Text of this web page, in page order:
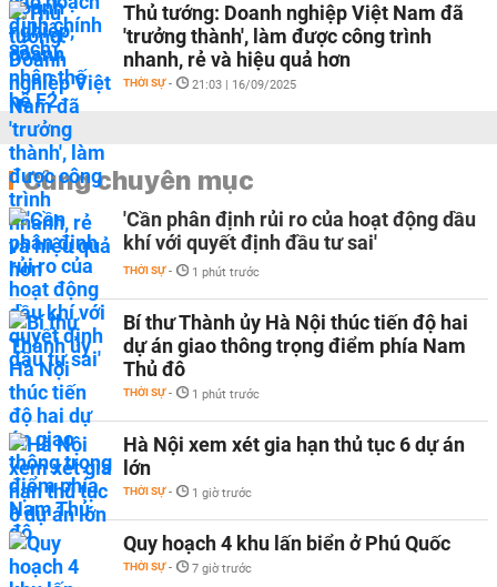
Thủ tướng: Doanh nghiệp Việt Nam đã
'trưởng thành', làm được công trình
nhanh, rẻ và hiệu quả hơn
THỜI SỰ - 21:03 | 16/09/2025
Cùng chuyên mục
'Cần phân định rủi ro của hoạt động dầu
khí với quyết định đầu tư sai'
THỜI SỰ - 1 phút trước
Bí thư Thành ủy Hà Nội thúc tiến độ hai
dự án giao thông trọng điểm phía Nam
Thủ đô
THỜI SỰ - 1 phút trước
Hà Nội xem xét gia hạn thủ tục 6 dự án
lớn
THỜI SỰ - 1 giờ trước
Quy hoạch 4 khu lấn biển ở Phú Quốc
THỜI SỰ - 7 giờ trước